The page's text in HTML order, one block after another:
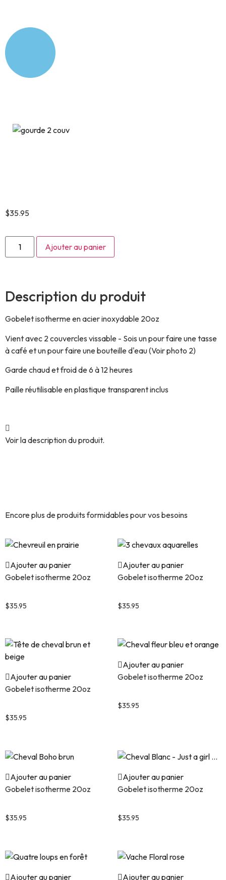
$35.95
Ajouter au panier
Description du produit
Gobelet isotherme en acier inoxydable 20oz
Vient avec 2 couvercles vissable - Sois un pour faire une tasse
à café et un pour faire une bouteille d'eau (Voir photo 2)
Garde chaud et froid de 6 à 12 heures
Paille réutilisable en plastique transparent inclus
Voir la description du produit.
Encore plus de produits formidables pour vos besoins
Ajouter au panier
Gobelet isotherme 20oz
$35.95
Ajouter au panier
Gobelet isotherme 20oz
$35.95
Ajouter au panier
Gobelet isotherme 20oz
$35.95
Ajouter au panier
Gobelet isotherme 20oz
$35.95
Ajouter au panier
Gobelet isotherme 20oz
$35.95
Ajouter au panier
Gobelet isotherme 20oz
$35.95
Ajouter au panier
Ajouter au panier